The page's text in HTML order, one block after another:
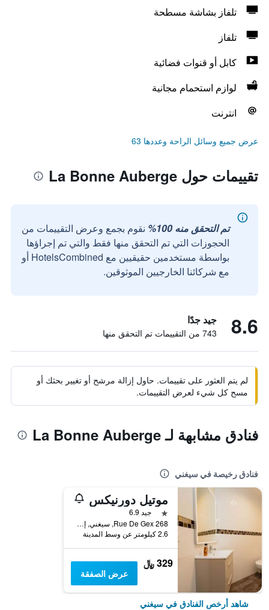
تلفاز بشاشة مسطحة
تلفاز
كابل أو قنوات فضائية
لوازم استحمام مجانية
انترنت
عرض جميع وسائل الراحة وعددها 63
تقييمات حول La Bonne Auberge
تم التحقق منه 100%
نقوم بجمع وعرض التقييمات من
الحجوزات التي تم التحقق منها فقط والتي تم إجراؤها
بواسطة مستخدمين حقيقيين مع HotelsCombined أو
مع شركائنا الخارجيين الموثوقين.
8.6 جيد جدًا
743 من التقييمات تم التحقق منها
لم يتم العثور على تقييمات. حاول إزالة مرشح أو تغيير بحثك أو
مسح كل شيء لعرض التقييمات.
فنادق مشابهة لـ La Bonne Auberge
فنادق رخيصة في سيغني
موتيل دورنيكس
نجمة واحدة
جيد 6.9
268 Rue De Gex, سيغني, إقليم اين, فرنسا
2.6 كيلومتر عن وسط المدينة
329 ﷼
عرض الصفقة
شاهد أرخص الفنادق في سيغني